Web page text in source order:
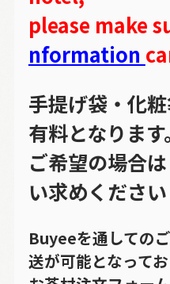
please make
nformation
手提げ袋・化
有料となります。
ご希望の場合は
い求めくださ
Buyeeを通しての
送が可能となってお